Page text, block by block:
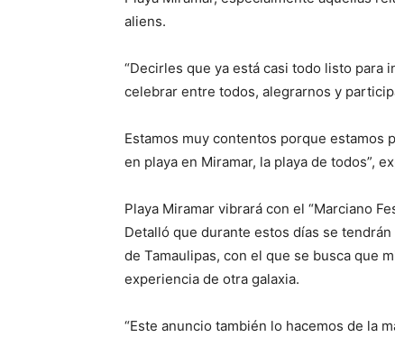
aliens.
“Decirles que ya está casi todo listo para
celebrar entre todos, alegrarnos y
Estamos muy contentos porque
en playa en Miramar, la playa de todos”,
Playa Miramar vibrará con el “Marciano
Detalló que durante estos días se
de Tamaulipas, con el que se busca que
experiencia de otra galaxia.
“Este anuncio también lo hacemos de la